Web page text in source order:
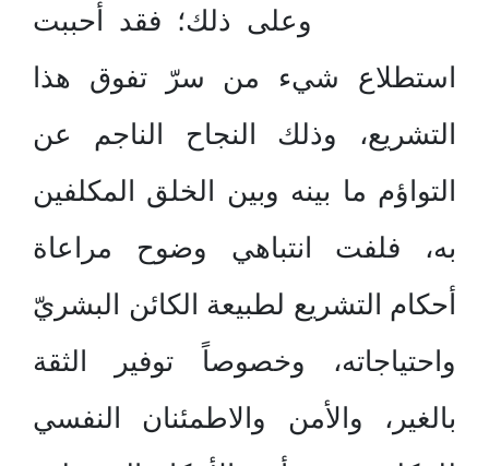
وعلى ذلك؛ فقد أحببت
استطلاع شيء من سرّ تفوق هذا
التشريع، وذلك النجاح الناجم عن
التواؤم ما بينه وبين الخلق المكلفين
به، فلفت انتباهي وضوح مراعاة
أحكام التشريع لطبيعة الكائن البشريّ
واحتياجاته، وخصوصاً توفير الثقة
بالغير، والأمن والاطمئنان النفسي